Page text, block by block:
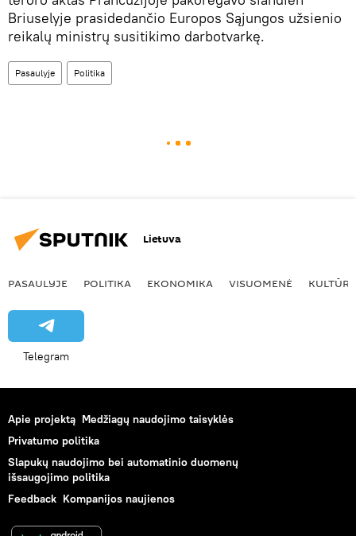
Briuselyje prasidedančio Europos Sąjungos užsienio
reikalų ministrų susitikimo darbotvarkę.
Pasaulyje Politika
Lietuva
PASAULYJE POLITIKA EKONOMIKA VISUOMENĖ KULTŪRA
Telegram
Apie projektą Medžiagų naudojimo taisyklės
Privatumo politika
Slapukų naudojimo bei automatinio duomenų
išsaugojimo politika
Feedback Kompanijos naujienos